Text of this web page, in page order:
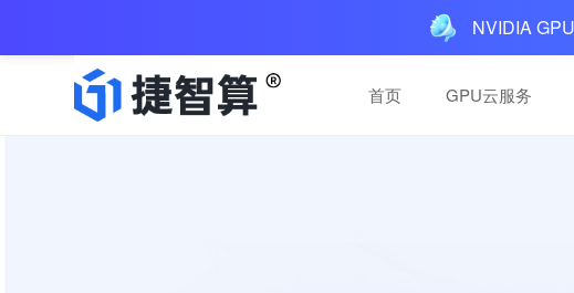
NVIDIA
首页 GPU云服务